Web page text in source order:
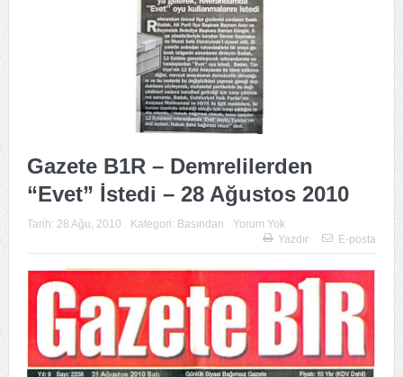
Gazete B1R – Demrelilerden
“Evet” İstedi – 28 Ağustos 2010
Tarih: 28 Ağu, 2010 Kategori: Basından
Yorum Yok
Yazdır
E-posta